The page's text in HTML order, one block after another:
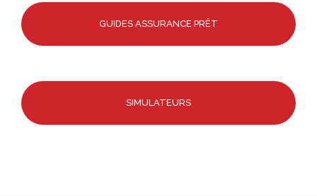
GUIDES ASSURANCE PRÊT
SIMULATEURS